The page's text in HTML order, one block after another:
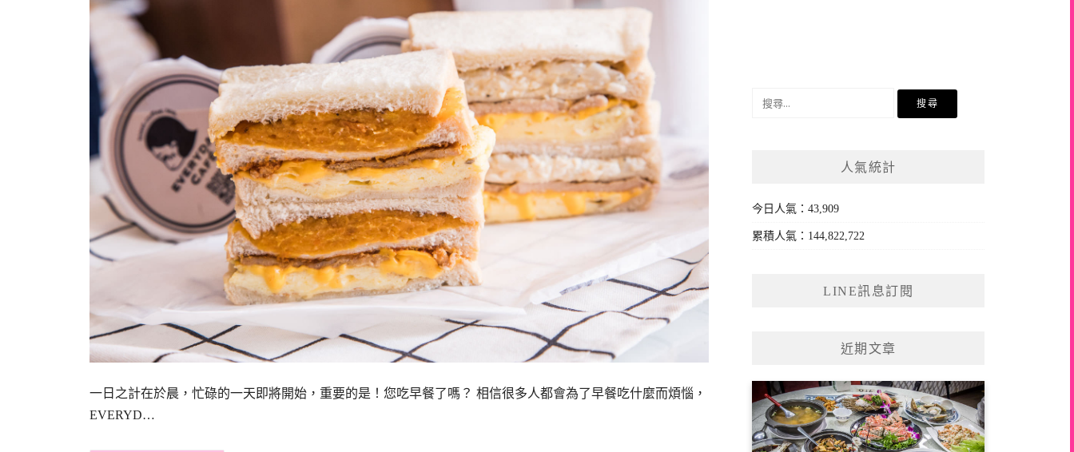
一日之計在於晨，忙碌的一天即將開始，重要的是！您吃早餐了嗎？ 相信很多人都會為了早餐吃什麼而煩惱，
EVERYD…
人氣統計
今日人氣：43,909
累積人氣：144,822,722
LINE訊息訂閱
近期文章